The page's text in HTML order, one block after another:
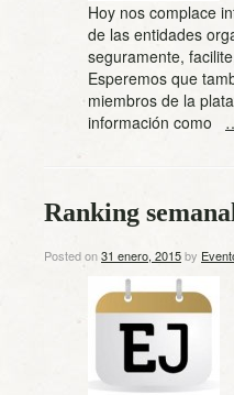
Hoy nos complace
de las entidades
seguramente,
Esperemos que
miembros de la
información como
Ranking
Posted on31 enero, 2015by